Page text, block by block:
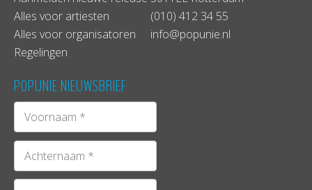
Alles voor artiesten
Alles voor organisatoren
Regelingen
(010) 412 34 55
info@popunie.nl
POPUNIE NIEUWSBRIEF